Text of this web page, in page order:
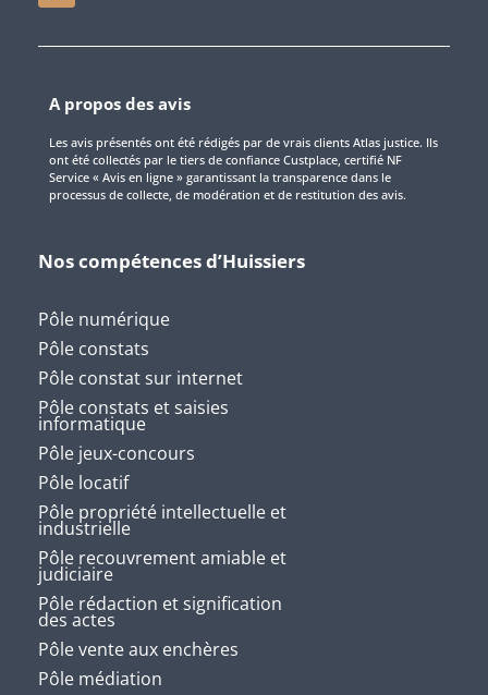
A propos des avis
Les avis présentés ont été rédigés par de vrais clients Atlas justice. Ils
ont été collectés par le tiers de confiance Custplace, certifié NF
Service « Avis en ligne » garantissant la transparence dans le
processus de collecte, de modération et de restitution des avis.
Nos compétences d’Huissiers
Pôle numérique
Pôle constats
Pôle constat sur internet
Pôle constats et saisies
informatique
Pôle jeux-concours
Pôle locatif
Pôle propriété intellectuelle et
industrielle
Pôle recouvrement amiable et
judiciaire
Pôle rédaction et signification
des actes
Pôle vente aux enchères
Pôle médiation